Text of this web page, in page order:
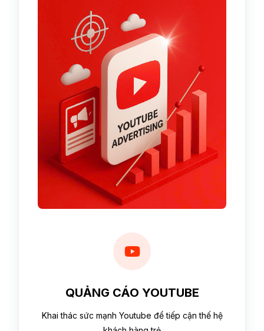
QUẢNG CÁO YOUTUBE
Khai thác sức mạnh Youtube để tiếp cận thế hệ